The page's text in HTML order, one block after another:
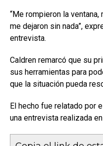
“Me rompieron la
me dejaron sin nada”,
entrevista.
Caldren remarcó que su
sus herramientas para
que la situación pueda
El hecho fue relatado por
una entrevista realizada en